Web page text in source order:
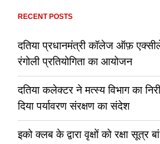
RECENT POSTS
दतिया प्रधानमंत्री कॉलेज ऑफ़
रंगोली प्रतियोगिता का आयोजन
दतिया कलेक्टर ने मत्स्य विभाग का
दिया पर्यावरण संरक्षण का संदेश
इको क्लब के द्वारा वृक्षों को रक्षा सूत्र